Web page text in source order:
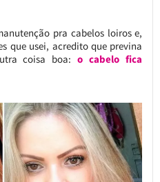
pra cabelos loiros e,
que usei, acredito que previna
coisa boa:o cabelo fica